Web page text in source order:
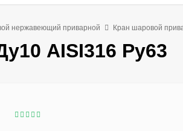
нержавеющий приварной Кран шаровой
AISI316 Ру63